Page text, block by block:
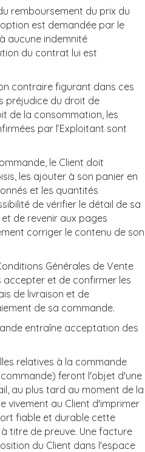
remboursement du prix du
est demandée par le
aucune indemnité
du contrat lui est
contraire figurant dans ces
préjudice du droit de
de la consommation, les
par l’Exploitant sont
le Client doit
les ajouter à son panier en
et les quantités
de vérifier le détail de sa
de revenir aux pages
corriger le contenu de son
Générales de Vente
accepter et de confirmer les
de livraison et de
de sa commande.
entraîne acceptation des
relatives à la commande
feront l'objet d'une
au plus tard au moment de la
vivement au Client d'imprimer
fiable et durable cette
titre de preuve. Une facture
du Client dans l'espace